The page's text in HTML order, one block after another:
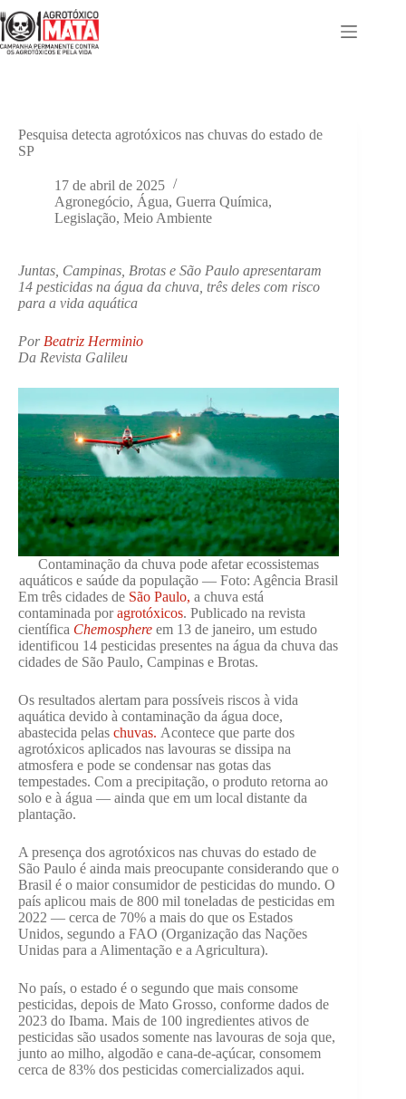
para
o
conteúdo
Pesquisa detecta agrotóxicos nas chuvas do estado de
SP
17 de abril de 2025
Agronegócio, Água, Guerra Química,
Legislação, Meio Ambiente
Juntas, Campinas, Brotas e São Paulo apresentaram
14 pesticidas na água da chuva, três deles com risco
para a vida aquática
Por Beatriz Herminio
Da Revista Galileu
Contaminação da chuva pode afetar ecossistemas
aquáticos e saúde da população — Foto: Agência Brasil
Em três cidades de São Paulo, a chuva está
contaminada poragrotóxicos. Publicado na revista
científica Chemosphere em 13 de janeiro, um estudo
identificou 14 pesticidas presentes na água da chuva das
cidades de São Paulo, Campinas e Brotas.
Os resultados alertam para possíveis riscos à vida
aquática devido à contaminação da água doce,
abastecida pelas chuvas. Acontece que parte dos
agrotóxicos aplicados nas lavouras se dissipa na
atmosfera e pode se condensar nas gotas das
tempestades. Com a precipitação, o produto retorna ao
solo e à água — ainda que em um local distante da
plantação.
A presença dos agrotóxicos nas chuvas do estado de
São Paulo é ainda mais preocupante considerando que o
Brasil é o maior consumidor de pesticidas do mundo. O
país aplicou mais de 800 mil toneladas de pesticidas em
2022 — cerca de 70% a mais do que os Estados
Unidos, segundo a FAO (Organização das Nações
Unidas para a Alimentação e a Agricultura).
No país, o estado é o segundo que mais consome
pesticidas, depois de Mato Grosso, conforme dados de
2023 do Ibama. Mais de 100 ingredientes ativos de
pesticidas são usados somente nas lavouras de soja que,
junto ao milho, algodão e cana-de-açúcar, consomem
cerca de 83% dos pesticidas comercializados aqui.